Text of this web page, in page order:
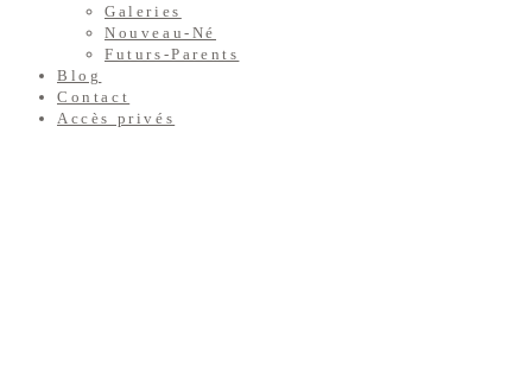
Galeries
Nouveau-Né
Futurs-Parents
Blog
Contact
Accès privés